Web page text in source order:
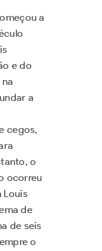
a
e do
a
cegos,
o
ocorreu
Louis
de
de seis
o